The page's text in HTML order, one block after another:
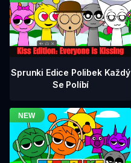
Sprunki Edice Polibek Každý
Se Políbí